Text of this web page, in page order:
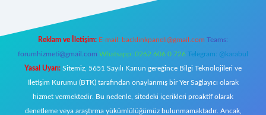
Reklam ve İletişim: E-mail: backlinkpaneli@gmail.com Teams:
forumhizmeti@gmail.com Whatsapp: 0262 606 0 726 Telegram: @karabul
Yasal Uyarı: Sitemiz, 5651 Sayılı Kanun gereğince Bilgi Teknolojileri ve
İletişim Kurumu (BTK) tarafından onaylanmış bir Yer Sağlayıcı olarak
hizmet vermektedir. Bu nedenle, sitedeki içerikleri proaktif olarak
denetleme veya araştırma yükümlülüğümüz bulunmamaktadır. Ancak,